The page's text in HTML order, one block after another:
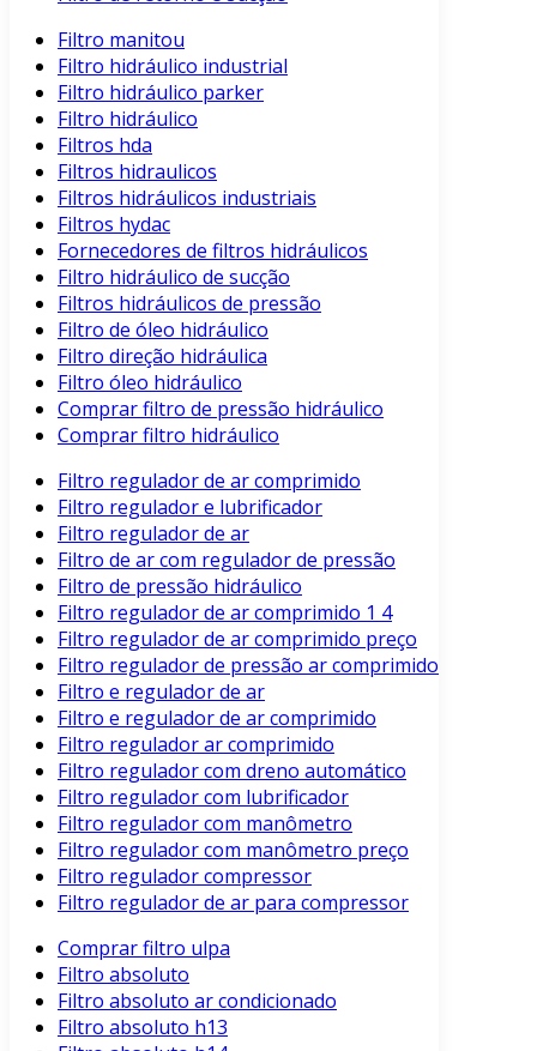
Filtro manitou
Filtro hidráulico industrial
Filtro hidráulico parker
Filtro hidráulico
Filtros hda
Filtros hidraulicos
Filtros hidráulicos industriais
Filtros hydac
Fornecedores de filtros hidráulicos
Filtro hidráulico de sucção
Filtros hidráulicos de pressão
Filtro de óleo hidráulico
Filtro direção hidráulica
Filtro óleo hidráulico
Comprar filtro de pressão hidráulico
Comprar filtro hidráulico
Filtro regulador de ar comprimido
Filtro regulador e lubrificador
Filtro regulador de ar
Filtro de ar com regulador de pressão
Filtro de pressão hidráulico
Filtro regulador de ar comprimido 1 4
Filtro regulador de ar comprimido preço
Filtro regulador de pressão ar comprimido
Filtro e regulador de ar
Filtro e regulador de ar comprimido
Filtro regulador ar comprimido
Filtro regulador com dreno automático
Filtro regulador com lubrificador
Filtro regulador com manômetro
Filtro regulador com manômetro preço
Filtro regulador compressor
Filtro regulador de ar para compressor
Comprar filtro ulpa
Filtro absoluto
Filtro absoluto ar condicionado
Filtro absoluto h13